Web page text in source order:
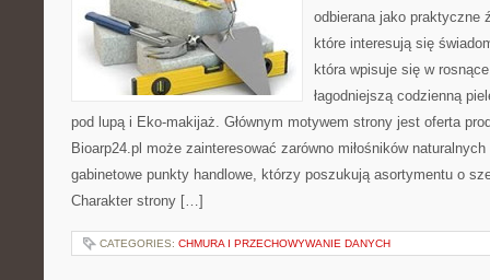
odbierana jako praktyczne
które interesują się
która wpisuje się w
łagodniejszą codzienną
pod lupą i Eko-makijaż. Głównym motywem strony jest oferta
Bioarp24.pl może zainteresować zarówno miłośników
gabinetowe punkty handlowe, którzy poszukują asortymentu o
Charakter strony […]
CATEGORIES: CHMURA I PRZECHOWYWANIE DANYCH